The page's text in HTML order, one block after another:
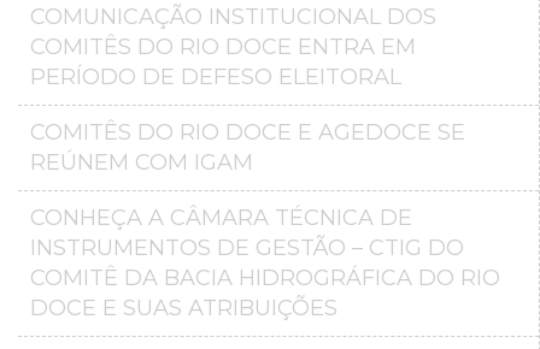
COMUNICAÇÃO INSTITUCIONAL DOS
COMITÊS DO RIO DOCE ENTRA EM
PERÍODO DE DEFESO ELEITORAL
COMITÊS DO RIO DOCE E AGEDOCE SE
REÚNEM COM IGAM
CONHEÇA A CÂMARA TÉCNICA DE
INSTRUMENTOS DE GESTÃO – CTIG DO
COMITÊ DA BACIA HIDROGRÁFICA DO RIO
DOCE E SUAS ATRIBUIÇÕES